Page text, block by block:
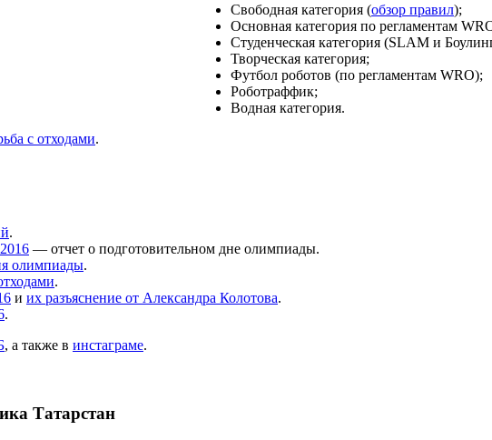
Свободная категория (обзор правил);
Основная категория по регламентам
Студенческая категория (SLAM и
Творческая категория;
Футбол роботов (по регламентам WRO);
Роботраффик;
Водная категория.
с отходами.
.
— отчет о подготовительном дне олимпиады.
олимпиады.
.
и их разъяснение от Александра Колотова.
.
, а также в инстаграме.
Татарстан